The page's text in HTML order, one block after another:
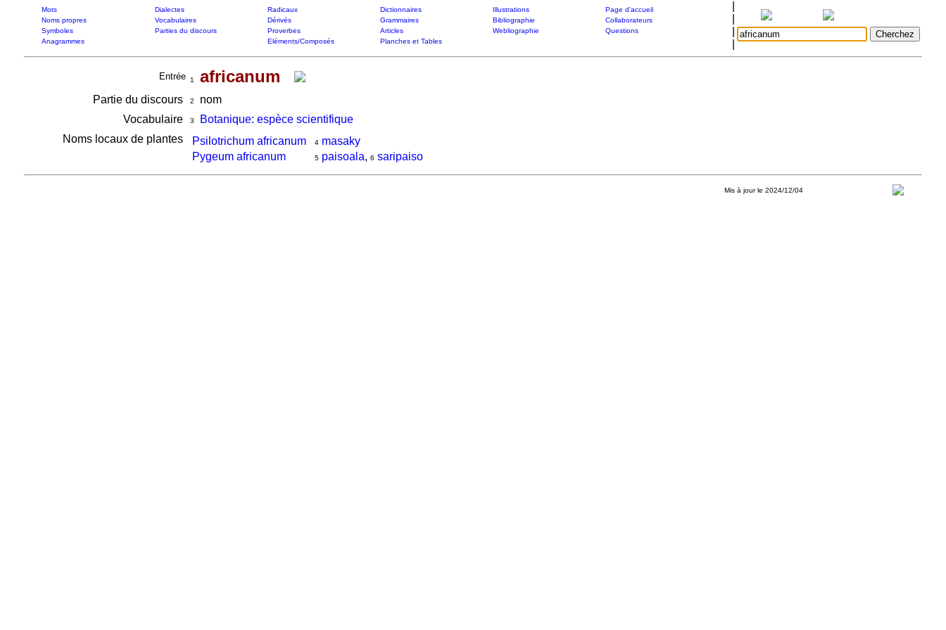
Mots Dialectes Radicaux Dictionnaires Illustrations
Page d'accueil
Noms propres
Vocabulaires Dérivés Grammaires Bibliographie
Collaborateurs
Symboles
Parties du discours Proverbes Articles Webliographie
Questions
Anagrammes
Eléments/Composés Planches et Tables
Entrée 1 africanum
Partie du discours 2
nom
Vocabulaire
3
Botanique: espèce scientifique
Noms locaux de plantes
Psilotrichum africanum 4 masaky
Pygeum africanum
5 paisoala, 6 saripaiso
Mis à jour le 2024/12/04